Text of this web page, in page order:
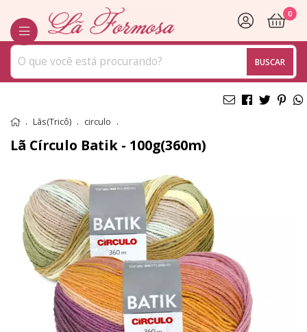
BUSCAR
0
Lãs(Tricô) circulo
Lã Círculo Batik - 100g(360m)